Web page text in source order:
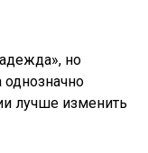
но
лучше изменить